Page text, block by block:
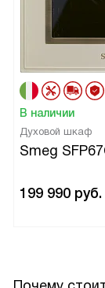
В наличии
Духовой шкаф
Smeg
199 990 руб.